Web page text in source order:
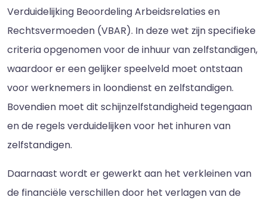
Verduidelijking Beoordeling Arbeidsrelaties en
Rechtsvermoeden (VBAR). In deze wet zijn specifieke
criteria opgenomen voor de inhuur van zelfstandigen,
waardoor er een gelijker speelveld moet ontstaan
voor werknemers in loondienst en zelfstandigen.
Bovendien moet dit schijnzelfstandigheid tegengaan
en de regels verduidelijken voor het inhuren van
zelfstandigen.
Daarnaast wordt er gewerkt aan het verkleinen van
de financiële verschillen door het verlagen van de